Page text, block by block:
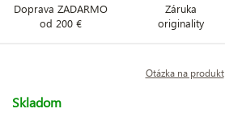
Doprava ZADARMO
od 200 €
Záruka
originality
Otázka na produkt
Skladom